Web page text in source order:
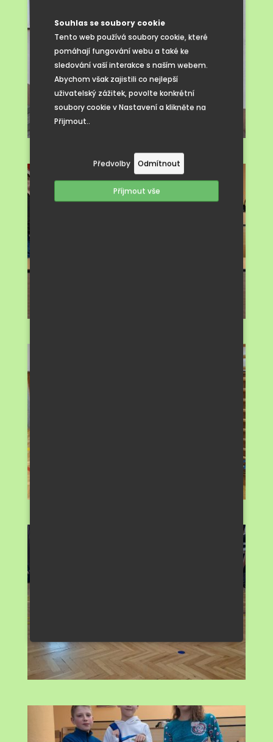
Souhlas se soubory cookie
Tento web používá soubory cookie, které
pomáhají fungování webu a také ke
sledování vaší interakce s naším webem.
Abychom však zajistili co nejlepší
uživatelský zážitek, povolte konkrétní
soubory cookie v Nastavení a klikněte na
Přijmout..
Předvolby Odmítnout
Příjmout vše